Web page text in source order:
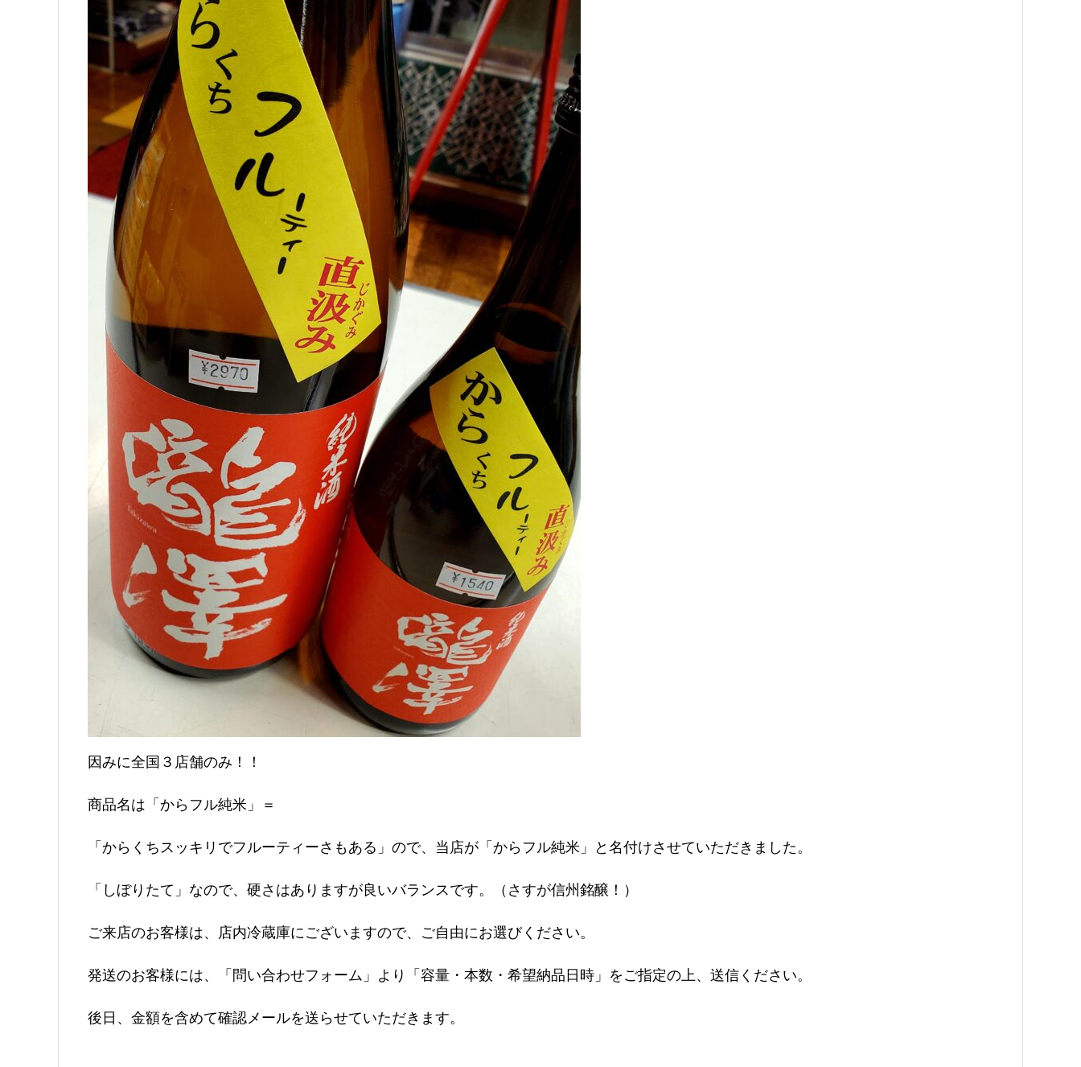
因みに全国３店舗のみ！！
商品名は「からフル純米」＝
「からくちスッキリでフルーティーさもある」ので、当店が「からフル純米」と名付けさせていただきました。
「しぼりたて」なので、硬さはありますが良いバランスです。（さすが信州銘醸！）
ご来店のお客様は、店内冷蔵庫にございますので、ご自由にお選びください。
発送のお客様には、「問い合わせフォーム」より「容量・本数・希望納品日時」をご指定の上、送信ください。
後日、金額を含めて確認メールを送らせていただきます。